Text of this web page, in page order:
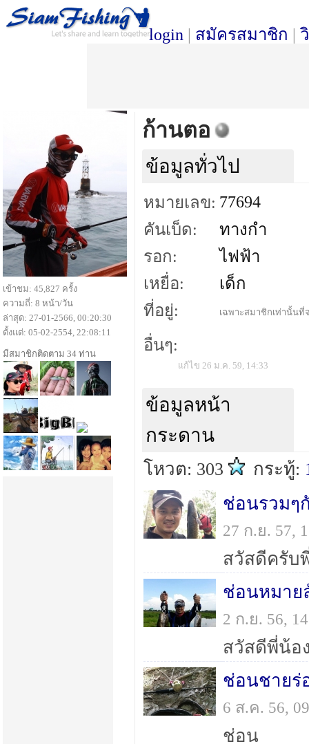
login | สมัครสมาชิก |
ก้านตอ
ข้อมูลทั่วไป
หมายเลข: 77694
คันเบ็ด:
ทางกำ
รอก:
ไฟฟ้า
เหยื่อ:
เด็ก
ที่อยู่:
เฉพาะสมาชิกเท่านั้นที่
อื่นๆ:
แก้ไข 26 ม.ค. 59, 14:33
ข้อมูลหน้า
กระดาน
โหวต: 303 กระทู้:
ช่อนรวมๆ
27 ก.ย. 57,
ช่อนหมาย
2 ก.ย. 56,
ช่อนชายร่
6 ส.ค. 56,
ช่อน
เข้าชม: 45,827 ครั้ง
ความถี่: 8 หน้า/วัน
ล่าสุด: 27-01-2566, 00:20:30
ตั้งแต่: 05-02-2554, 22:08:11
มีสมาชิกติดตาม 34 ท่าน